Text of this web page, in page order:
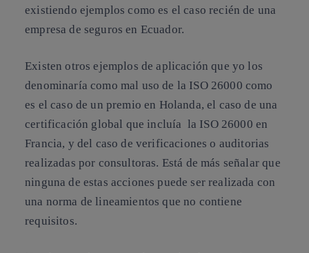
existiendo ejemplos como es el caso recién de una
empresa de seguros en Ecuador.
Existen otros ejemplos de aplicación que yo los
denominaría como mal uso de la ISO 26000 como
es el caso de un premio en Holanda, el caso de una
certificación global que incluía la ISO 26000 en
Francia, y del caso de verificaciones o auditorias
realizadas por consultoras. Está de más señalar que
ninguna de estas acciones puede ser realizada con
una norma de lineamientos que no contiene
requisitos.